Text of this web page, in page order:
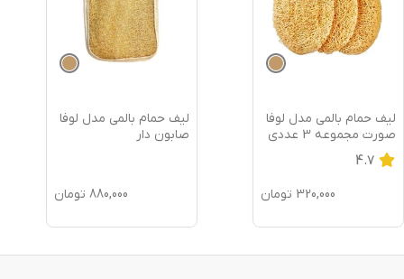
لیف حمام بالمی مدل لوفا
صورت مجموعه 3 عددی
4.7
320,000 تومان
لیف حمام بالمی مدل لوفا
صابون دار
880,000 تومان